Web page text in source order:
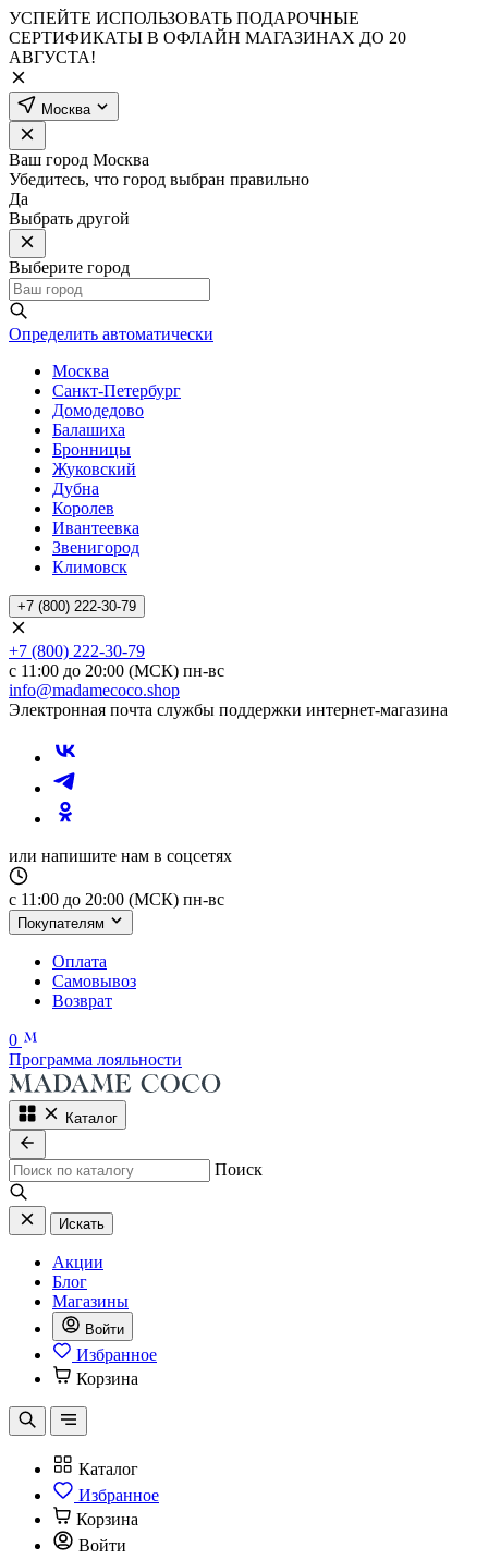
УСПЕЙТЕ ИСПОЛЬЗОВАТЬ ПОДАРОЧНЫЕ
СЕРТИФИКАТЫ В ОФЛАЙН МАГАЗИНАХ ДО 20
АВГУСТА!
Москва
Ваш город Москва
Убедитесь, что город выбран правильно
Да
Выбрать другой
Выберите город
Определить автоматически
Москва
Санкт-Петербург
Домодедово
Балашиха
Бронницы
Жуковский
Дубна
Королев
Ивантеевка
Звенигород
Климовск
+7 (800) 222-30-79
+7 (800) 222-30-79
с 11:00 до 20:00 (МСК) пн-вс
info@madamecoco.shop
Электронная почта службы поддержки интернет-магазина
или напишите нам в соцсетях
с 11:00 до 20:00 (МСК) пн-вс
Покупателям
Оплата
Самовывоз
Возврат
0
Программа лояльности
Каталог
Поиск
Искать
Акции
Блог
Магазины
Войти
Избранное
Корзина
Каталог
Избранное
Корзина
Войти